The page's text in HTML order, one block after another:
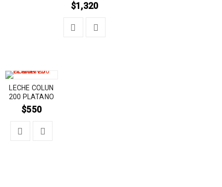
$1,320
LECHE COLUN
200 PLATANO
$550